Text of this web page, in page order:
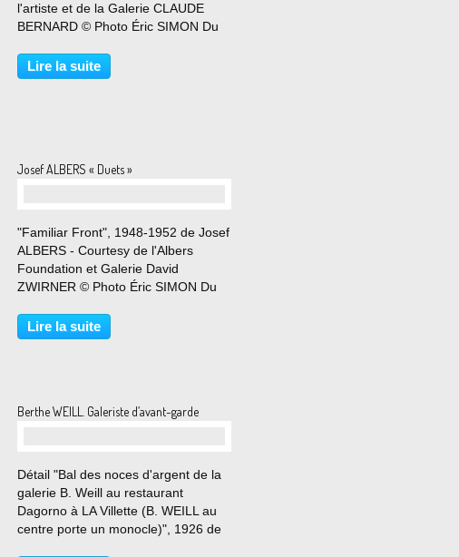
l'artiste et de la Galerie CLAUDE
BERNARD © Photo Éric SIMON Du
SUR UNE AUTRE AMÉRIQUE La
Galerie Claude Bernard présente
Lire la suite
Josef ALBERS « Duets »
"Familiar Front", 1948-1952 de Josef
ALBERS - Courtesy de l'Albers
Foundation et Galerie David
ZWIRNER © Photo Éric SIMON Du
Zwirner a le plaisir d’accueillir Josef
Albers: Duets dans les espaces de
Lire la suite
Berthe WEILL. Galeriste d’avant-garde
Détail "Bal des noces d'argent de la
galerie B. Weill au restaurant
Dagorno à LA Villette (B. WEILL au
centre porte un monocle)", 1926 de